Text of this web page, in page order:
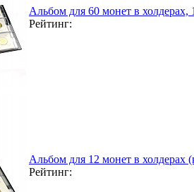
Альбом для 60 монет в
Рейтинг:
Альбом для 12 монет в
Рейтинг: